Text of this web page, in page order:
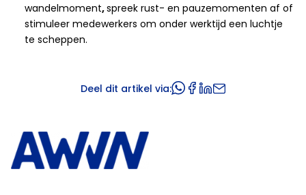
wandelmoment,spreek rust- en pauzemomenten af of
stimuleer medewerkers om onder werktijd een luchtje
te scheppen.
Deel dit artikel via: